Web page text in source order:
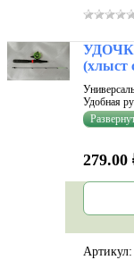
(хлыст
Удобная
жестко
Fast
279.00
Артикул: